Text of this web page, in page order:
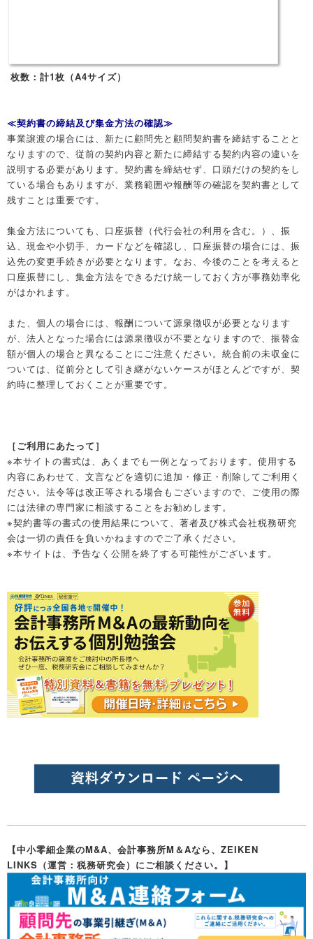
枚数：計1枚（A4サイズ）
≪契約書の締結及び集金方法の確認≫
事業譲渡の場合には、新たに顧問先と顧問契約書を締結することと
なりますので、従前の契約内容と新たに締結する契約内容の違いを
説明する必要があります。契約書を締結せず、口頭だけの契約をし
ている場合もありますが、業務範囲や報酬等の確認を契約書として
残すことは重要です。
集金方法についても、口座振替（代行会社の利用を含む。）、振
込、現金や小切手、カードなどを確認し、口座振替の場合には、振
込先の変更手続きが必要となります。なお、今後のことを考えると
口座振替にし、集金方法をできるだけ統一しておく方が事務効率化
がはかれます。
また、個人の場合には、報酬について源泉徴収が必要となります
が、法人となった場合には源泉徴収が不要となりますので、振替金
額が個人の場合と異なることにご注意ください。統合前の未収金に
ついては、従前分として引き継がないケースがほとんどですが、契
約時に整理しておくことが重要です。
［ご利用にあたって］
※本サイトの書式は、あくまでも一例となっております。使用する
内容にあわせて、文言などを適切に追加・修正・削除してご利用く
ださい。法令等は改正等される場合もございますので、ご使用の際
には法律の専門家に相談することをお勧めします。
※契約書等の書式の使用結果について、著者及び株式会社税務研究
会は一切の責任を負いかねますのでご了承ください。
※本サイトは、予告なく公開を終了する可能性がございます。
【中小零細企業のM&A、会計事務所M＆Aなら、ZEIKEN
LINKS（運営：税務研究会）にご相談ください。】